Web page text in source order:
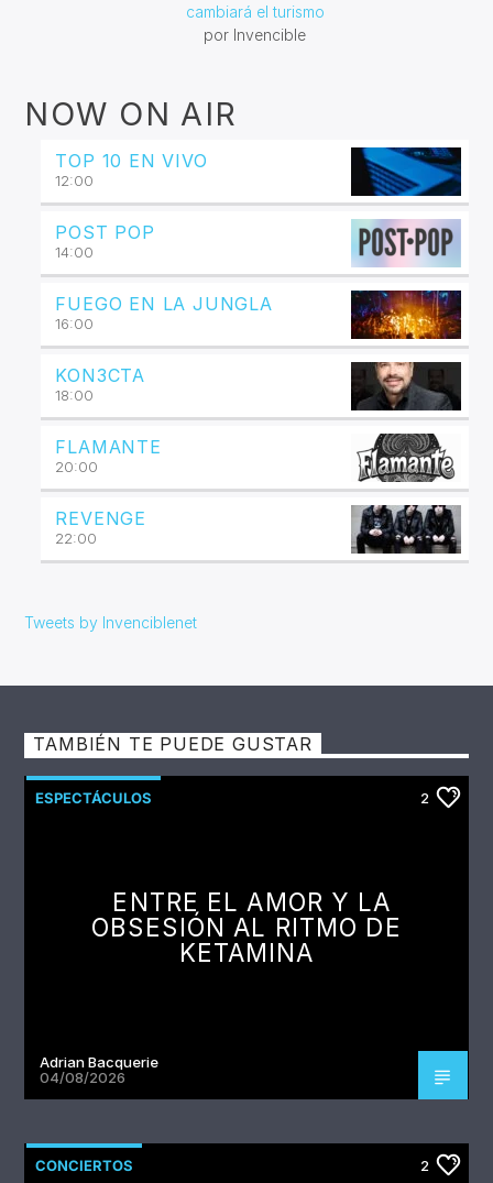
cambiará el turismo
por Invencible
NOW ON AIR
TOP 10 EN VIVO
12:00
POST POP
14:00
FUEGO EN LA JUNGLA
16:00
KON3CTA
18:00
FLAMANTE
20:00
REVENGE
22:00
Tweets by Invenciblenet
TAMBIÉN TE PUEDE GUSTAR
ESPECTÁCULOS 2
ENTRE EL AMOR Y LA
OBSESIÓN AL RITMO DE
KETAMINA
Adrian Bacquerie
04/08/2026
CONCIERTOS 2